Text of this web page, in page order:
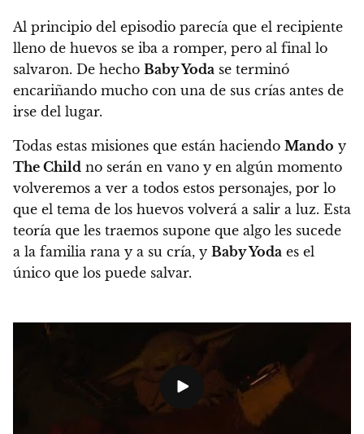
Al principio del episodio parecía que el recipiente
lleno de huevos se iba a romper, pero al final lo
salvaron. De hecho Baby Yoda se terminó
encariñando mucho con una de sus crías antes de
irse del lugar.
Todas estas misiones que están haciendo Mando y
The Child no serán en vano y en algún momento
volveremos a ver a todos estos personajes, por lo
que el tema de los huevos volverá a salir a luz. Esta
teoría que les traemos supone que algo les sucede
a la familia rana y a su cría, y Baby Yoda es el
único que los puede salvar.